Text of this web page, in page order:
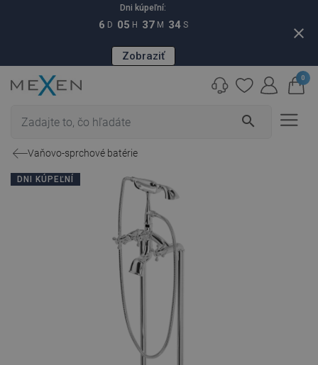
Dni kúpeľní:
6 D 05 H 37 M 33 S
Zobraziť
close
search
0
Vaňovo-sprchové batérie
DNI KÚPEĽNÍ